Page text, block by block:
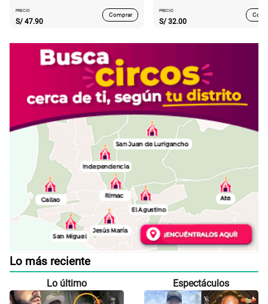
PRECIO
S/ 47.90
Comprar
PRECIO
S/ 32.00
Lo más reciente
Lo último Espectáculos